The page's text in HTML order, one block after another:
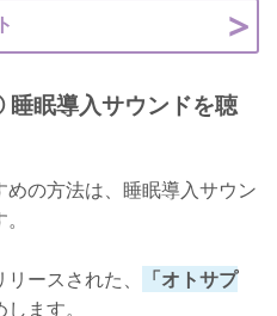
眠導入サウンドを聴
の方法は、睡眠導入サウン
ースされた、
「オトサプ
ます。